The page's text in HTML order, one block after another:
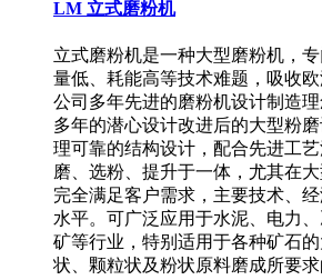
LM 立式磨粉机
立式磨粉机是一种大型磨粉机，
量低、耗能高等技术难题，吸收
公司多年先进的磨粉机设计制造
多年的潜心设计改进后的大型粉
理可靠的结构设计，配合先进工
磨、选粉、提升于一体，尤其在
完全满足客户需求，主要技术、
水平。可广泛应用于水泥、电力
矿等行业，特别适用于各种矿石
状、颗粒状及粉状原料磨成所要求